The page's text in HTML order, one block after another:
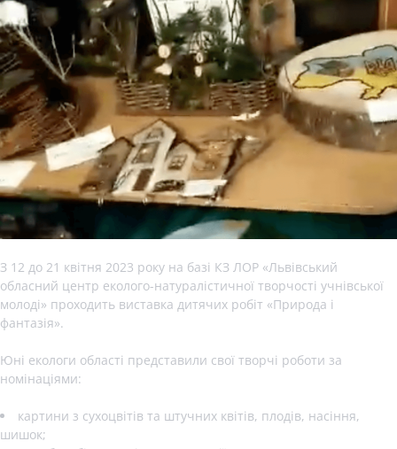
З 12 до 21 квітня 2023 року на базі КЗ ЛОР «Львівський
обласний центр еколого-натуралістичної творчості учнівської
молоді» проходить виставка дитячих робіт «Природа і
фантазія».
Юні екологи області представили свої творчі роботи за
номінаціями:
картини з сухоцвітів та штучних квітів, плодів, насіння,
шишок;